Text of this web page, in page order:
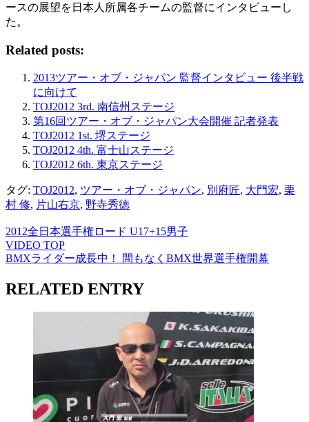
ースの展望を日本人所属各チームの監督にインタビューし
た。
Related posts:
2013ツアー・オブ・ジャパン 監督インタビュー 後半戦
に向けて
TOJ2012 3rd. 南信州ステージ
第16回ツアー・オブ・ジャパン大会開催 記者発表
TOJ2012 1st. 堺ステージ
TOJ2012 4th. 富士山ステージ
TOJ2012 6th. 東京ステージ
タグ: TOJ2012, ツアー・オブ・ジャパン, 別府匠, 大門宏, 栗
村 修, 片山右京, 野寺秀徳
2012全日本選手権ロード U17+15男子
VIDEO TOP
BMXライダー成長中！ 間もなくBMX世界選手権開幕
RELATED ENTRY